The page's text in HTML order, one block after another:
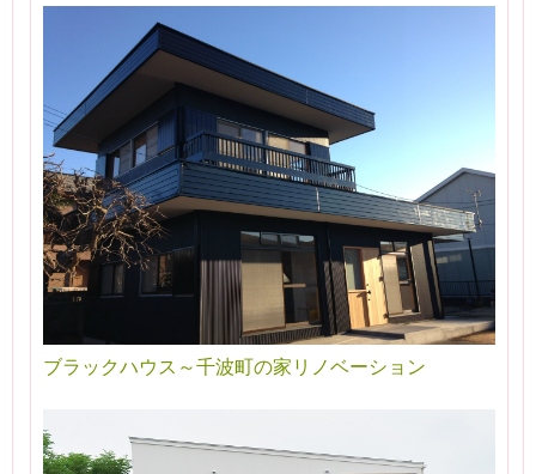
ブラックハウス～千波町の家リノベーション